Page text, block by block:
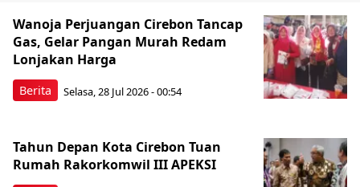
Berita
Wanoja Perjuangan Cirebon Tancap
Gas, Gelar Pangan Murah Redam
Lonjakan Harga
Selasa, 28 Jul 2026 - 00:54
Tahun Depan Kota Cirebon Tuan
Rumah Rakorkomwil III APEKSI